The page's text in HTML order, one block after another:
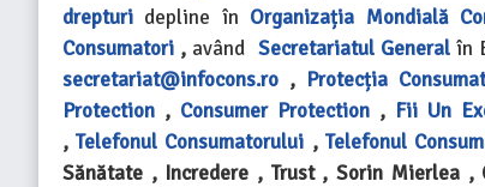
drepturi depline în Organizația Mondială
Consumatori , având Secretariatul Generalîn
secretariat@infocons.ro , Protecția
Protection , Consumer Protection , Fii Un
,Telefonul Consumatorului , Telefonul
Sănătate , Incredere , Trust , Sorin Mierlea